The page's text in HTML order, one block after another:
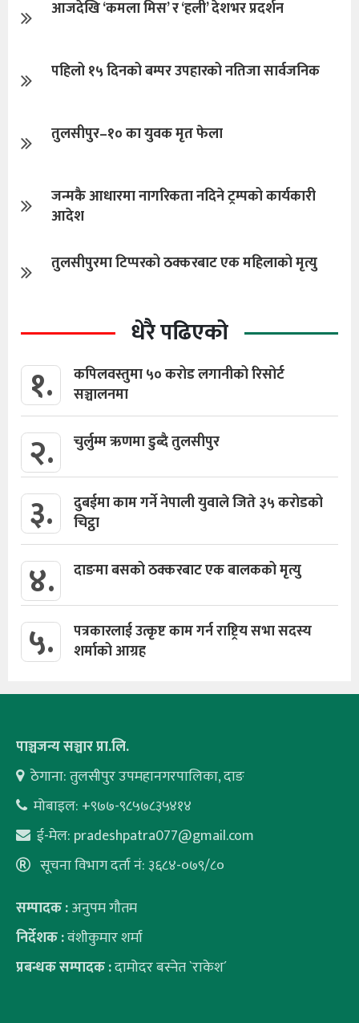
आजदेखि ‘कमला मिस’ र ‘हली’ देशभर प्रदर्शन
पहिलो १५ दिनको बम्पर उपहारको नतिजा सार्वजनिक
तुलसीपुर–१० का युवक मृत फेला
जन्मकै आधारमा नागरिकता नदिने ट्रम्पको कार्यकारी
आदेश
तुलसीपुरमा टिप्परको ठक्करबाट एक महिलाको मृत्यु
धेरै पढिएको
१.
कपिलवस्तुमा ५० करोड लगानीको रिसोर्ट
सञ्चालनमा
२. चुर्लुम्म ऋणमा डुब्दै तुलसीपुर
३.
दुबईमा काम गर्ने नेपाली युवाले जिते ३५ करोडको
चिट्ठा
४. दाङमा बसको ठक्करबाट एक बालकको मृत्यु
५.
पत्रकारलाई उत्कृष्ट काम गर्न राष्ट्रिय सभा सदस्य
शर्माको आग्रह
पाञ्चजन्य सञ्चार प्रा.लि.
ठेगाना: तुलसीपुर उपमहानगरपालिका, दाङ
मोबाइल: +९७७-९८५७८३५४१४
ई-मेल: pradeshpatra077@gmail.com
सूचना विभाग दर्ता नं: ३६८४-०७९/८०
सम्पादक :अनुपम गौतम
निर्देशक :वंशीकुमार शर्मा
प्रबन्धक सम्पादक :दामोदर बस्नेत `राकेश´